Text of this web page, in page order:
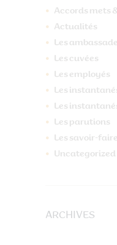
Accords mets
Actualités
Les
Les cuvées
Les employés
Les
Les
Les parutions
Les savoir-faire
Uncategorized
ARCHIVES